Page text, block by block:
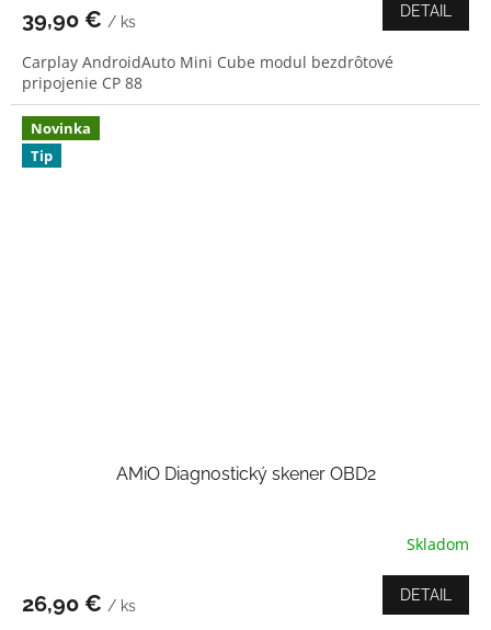
je
z
5
hviezdičiek.
39,90 € / ks
DETAIL
Carplay AndroidAuto Mini Cube modul bezdrôtové
pripojenie CP 88
Novinka
Tip
AMiO Diagnostický skener OBD2
je
Skladom
26,90 € / ks
DETAIL